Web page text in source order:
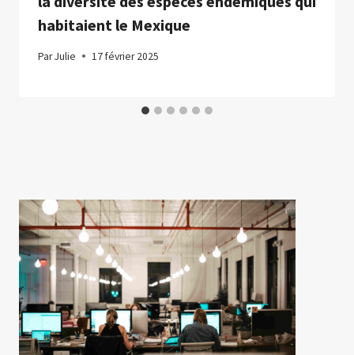
habitaient le Mexique
ParJulie 17 février 2025